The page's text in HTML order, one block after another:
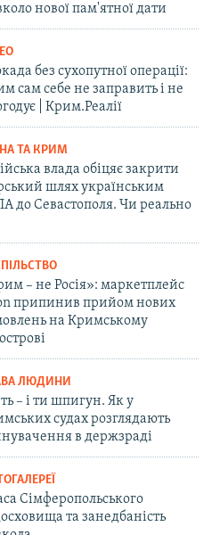
нової пам'ятної дати
без сухопутної операції:
сам себе не заправить і не
| Крим.Реалії
ТА КРИМ
влада обіцяє закрити
шлях українським
до Севастополя. Чи реально
– не Росія»: маркетплейс
припинив прийом нових
на Кримському
ЛЮДИНИ
– і ти шпигун. Як у
судах розглядають
в держзраді
Сімферопольського
та занедбаність